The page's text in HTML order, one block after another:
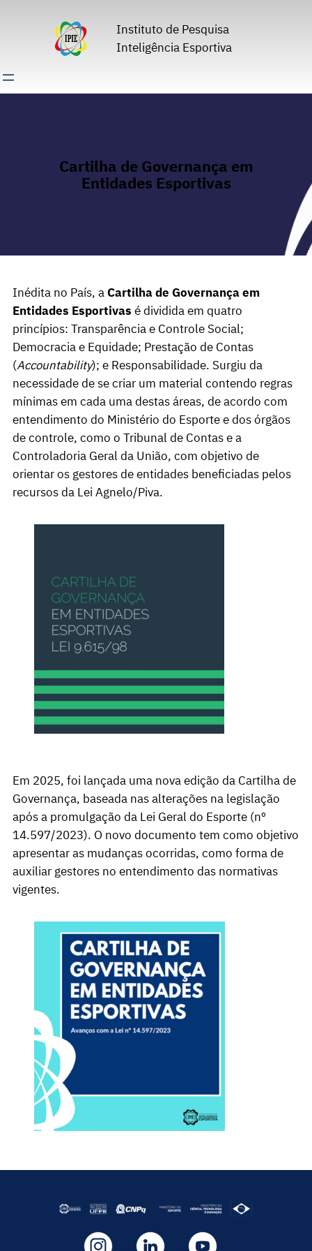
Instituto de Pesquisa
Inteligência Esportiva
Cartilha de Governança em
Entidades Esportivas
Inédita no País, aCartilha de Governança em
Entidades Esportivas é dividida em quatro
princípios: Transparência e Controle Social;
Democracia e Equidade; Prestação de Contas
(Accountability); e Responsabilidade. Surgiu da
necessidade de se criar um material contendo regras
mínimas em cada uma destas áreas, de acordo com
entendimento do Ministério do Esporte e dos órgãos
de controle, como o Tribunal de Contas e a
Controladoria Geral da União, com objetivo de
orientar os gestores de entidades beneficiadas pelos
recursos da Lei Agnelo/Piva.
Em 2025, foi lançada uma nova edição da Cartilha de
Governança, baseada nas alterações na legislação
após a promulgação da Lei Geral do Esporte (nº
14.597/2023). O novo documento tem como objetivo
apresentar as mudanças ocorridas, como forma de
auxiliar gestores no entendimento das normativas
vigentes.